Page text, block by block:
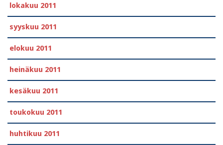
lokakuu 2011
syyskuu 2011
elokuu 2011
heinäkuu 2011
kesäkuu 2011
toukokuu 2011
huhtikuu 2011